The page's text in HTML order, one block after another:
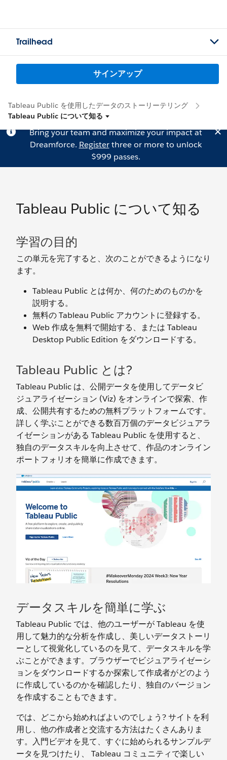
Trailhead
サインアップ
Tableau Public を使用したデータのストーリーテリング
Tableau Public について知る
Bring your team and maximize your impact at
Dreamforce. Registerthree or more to unlock
$999 passes.
Tableau Public について知る
学習の目的
この単元を完了すると、次のことができるようになり
ます。
Tableau Public とは何か、何のためのものかを
説明する。
無料の Tableau Public アカウントに登録する。
Web 作成を無料で開始する、または Tableau
Desktop Public Edition をダウンロードする。
Tableau Public とは?
Tableau Public は、公開データを使用してデータビ
ジュアライゼーション (Viz) をオンラインで探索、作
成、公開共有するための無料プラットフォームです。
詳しく学ぶことができる数百万個のデータビジュアラ
イゼーションがある Tableau Public を使用すると、
独自のデータスキルを向上させて、作品のオンライン
ポートフォリオを簡単に作成できます。
データスキルを簡単に学ぶ
Tableau Public では、他のユーザーが Tableau を使
用して魅力的な分析を作成し、美しいデータストーリ
ーとして視覚化しているのを見て、データスキルを学
ぶことができます。ブラウザーでビジュアライゼーシ
ョンをダウンロードするか探索して作成者がどのよう
に作成しているのかを確認したり、独自のバージョン
を作成することもできます。
では、どこから始めればよいのでしょう? サイトを利
用し、他の作成者と交流する方法はたくさんありま
す。入門ビデオを見て、すぐに始められるサンプルデ
ータを見つけたり、 Tableau コミュニティで楽しい